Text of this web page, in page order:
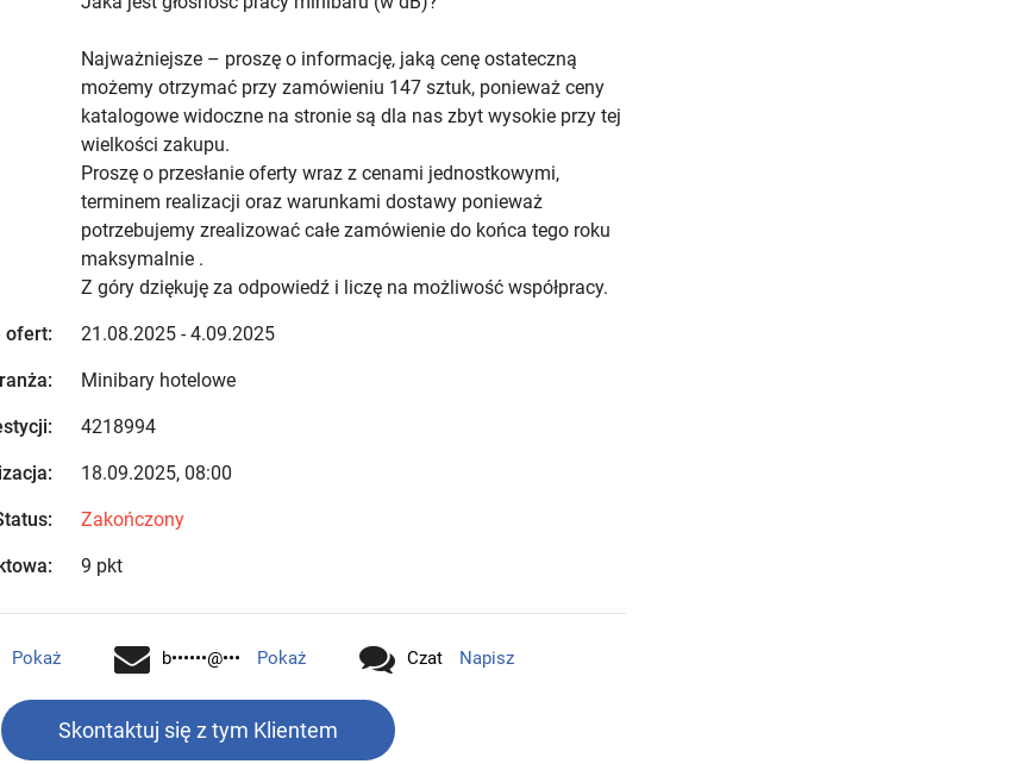
Najważniejsze – proszę o informację, jaką cenę ostateczną
możemy otrzymać przy zamówieniu 147 sztuk, ponieważ ceny
katalogowe widoczne na stronie są dla nas zbyt wysokie przy tej
wielkości zakupu.
Proszę o przesłanie oferty wraz z cenami jednostkowymi,
terminem realizacji oraz warunkami dostawy ponieważ
potrzebujemy zrealizować całe zamówienie do końca tego roku
maksymalnie .
Z góry dziękuję za odpowiedź i liczę na możliwość współpracy.
ofert: 21.08.2025 - 4.09.2025
Minibary hotelowe
4218994
18.09.2025, 08:00
Zakończony
9 pkt
Pokaż b••••••@••• Pokaż Czat Napisz
Skontaktuj się z tym Klientem